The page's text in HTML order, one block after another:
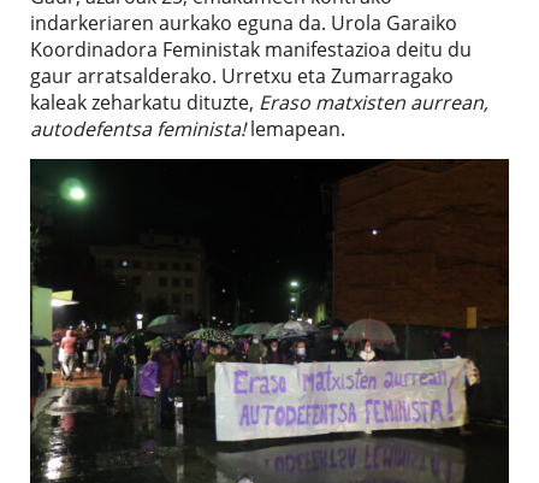
indarkeriaren aurkako eguna da. Urola Garaiko
Koordinadora Feministak manifestazioa deitu du
gaur arratsalderako. Urretxu eta Zumarragako
kaleak zeharkatu dituzte, Eraso matxisten aurrean,
autodefentsa feminista!lemapean.